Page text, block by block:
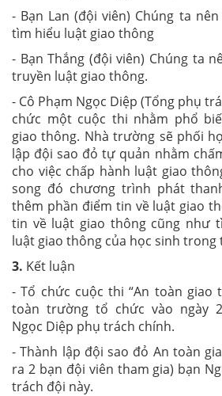
- Bạn Lan (đội viên) Chúng ta
tìm hiểu luật giao thông
- Bạn Thắng (đội viên) Chúng ta
truyền luật giao thông.
- Cô Phạm Ngọc Diệp (Tổng phụ
chức một cuộc thi nhằm phổ
giao thông. Nhà trường sẽ phối
lập đội sao đỏ tự quản nhằm
cho việc chấp hành luật giao
song đó chương trình phát
thêm phần điểm tin về luật giao
tin về luật giao thông cũng như
luật giao thông của học sinh trong
3. Kết luận
- Tổ chức cuộc thi “An toàn giao
toàn trường tổ chức vào ngày
Ngọc Diệp phụ trách chính.
- Thành lập đội sao đỏ An toàn
ra 2 bạn đội viên tham gia) bạn
trách đội này.